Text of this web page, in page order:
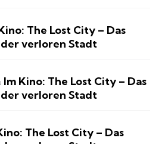
The Lost City – Das
verloren Stadt
Im Kino: The Lost City – Das
verloren Stadt
The Lost City – Das